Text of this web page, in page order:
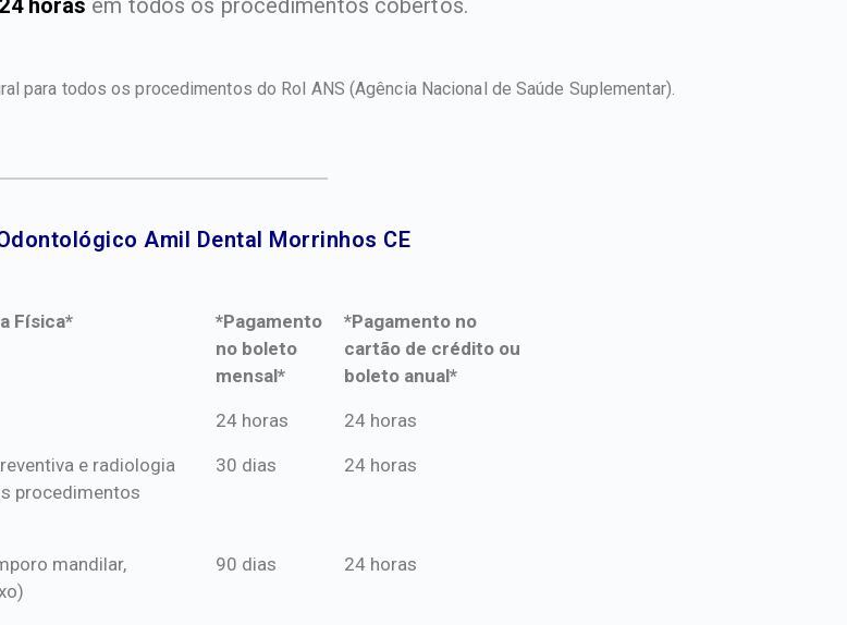
horas em todos os procedimentos cobertos.
para todos os procedimentos do Rol ANS (Agência Nacional de Saúde Suplementar).
Amil Dental Morrinhos CE​
Física*
*Pagamento
no boleto
mensal*
*Pagamento no
cartão de crédito ou
boleto anual*
Física*
*Pagamento
mensal*
*Pagamento no
boleto anual*
24 horas 24 horas
e radiologia
procedimentos
30 dias 24 horas
mandilar,
90 dias 24 horas